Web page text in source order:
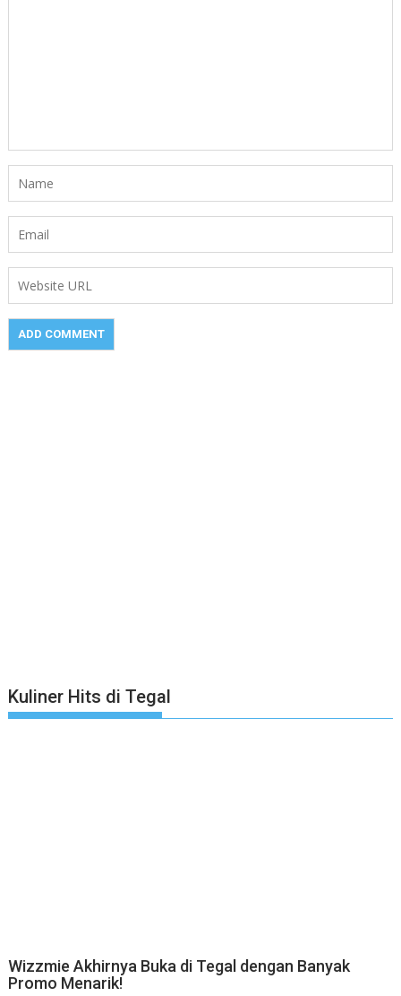
Kuliner Hits di Tegal
Wizzmie Akhirnya Buka di Tegal dengan Banyak
Promo Menarik!